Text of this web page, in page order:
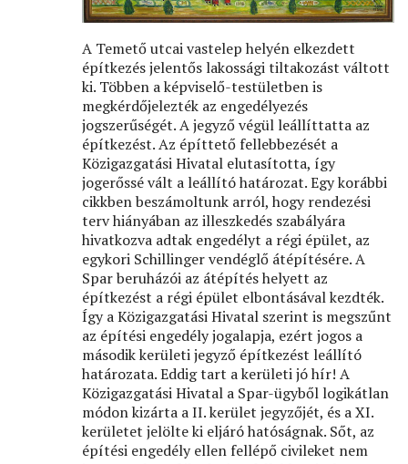
A Temető utcai vastelep helyén elkezdett
építkezés jelentős lakossági tiltakozást váltott
ki. Többen a képviselő-testületben is
megkérdőjelezték az engedélyezés
jogszerűségét. A jegyző végül leállíttatta az
építkezést. Az építtető fellebbezését a
Közigazgatási Hivatal elutasította, így
jogerőssé vált a leállító határozat. Egy korábbi
cikkben beszámoltunk arról, hogy rendezési
terv hiányában az illeszkedés szabályára
hivatkozva adtak engedélyt a régi épület, az
egykori Schillinger vendéglő átépítésére. A
Spar beruházói az átépítés helyett az
építkezést a régi épület elbontásával kezdték.
Így a Közigazgatási Hivatal szerint is megszűnt
az építési engedély jogalapja, ezért jogos a
második kerületi jegyző építkezést leállító
határozata. Eddig tart a kerületi jó hír! A
Közigazgatási Hivatal a Spar-ügyből logikátlan
módon kizárta a II. kerület jegyzőjét, és a XI.
kerületet jelölte ki eljáró hatóságnak. Sőt, az
építési engedély ellen fellépő civileket nem